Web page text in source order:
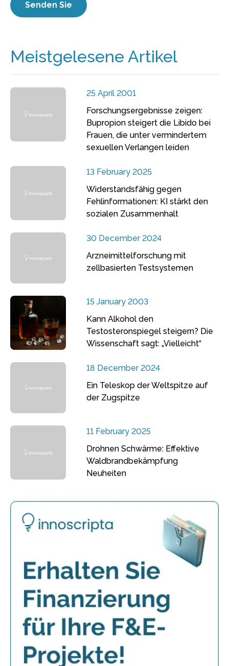
Meistgelesene Artikel
25 April 2001
Forschungsergebnisse zeigen:
Bupropion steigert die Libido bei
Frauen, die unter vermindertem
sexuellen Verlangen leiden
13 February 2025
Widerstandsfähig gegen
Fehlinformationen: KI stärkt den
sozialen Zusammenhalt
30 December 2024
Arzneimittelforschung mit
zellbasierten Testsystemen
15 January 2003
Kann Alkohol den
Testosteronspiegel steigern? Die
Wissenschaft sagt: „Vielleicht“
18 December 2024
Ein Teleskop der Weltspitze auf
der Zugspitze
11 February 2025
Drohnen Schwärme: Effektive
Waldbrandbekämpfung
Neuheiten